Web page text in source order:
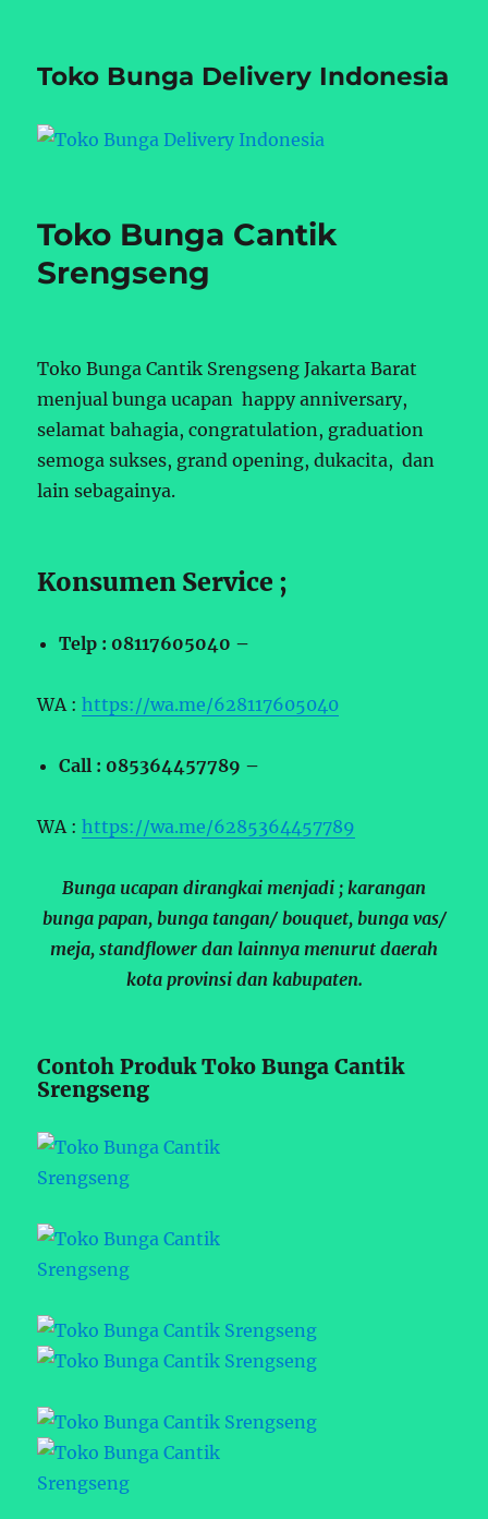
Toko Bunga Delivery Indonesia
Toko Bunga Cantik
Srengseng
Toko Bunga Cantik Srengseng Jakarta Barat
menjual bunga ucapan happy anniversary,
selamat bahagia, congratulation, graduation
semoga sukses, grand opening, dukacita, dan
lain sebagainya.
Konsumen Service ;
Telp : 08117605040 –
WA :https://wa.me/628117605040
Call : 085364457789 –
WA :https://wa.me/6285364457789
Bunga ucapan dirangkai menjadi ; karangan
bunga papan, bunga tangan/ bouquet, bunga vas/
meja, standflower dan lainnya menurut daerah
kota provinsi dan kabupaten.
Contoh Produk Toko Bunga Cantik
Srengseng